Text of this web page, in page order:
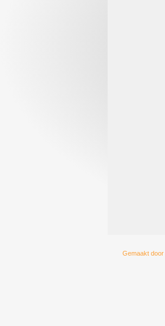
Gemaakt door